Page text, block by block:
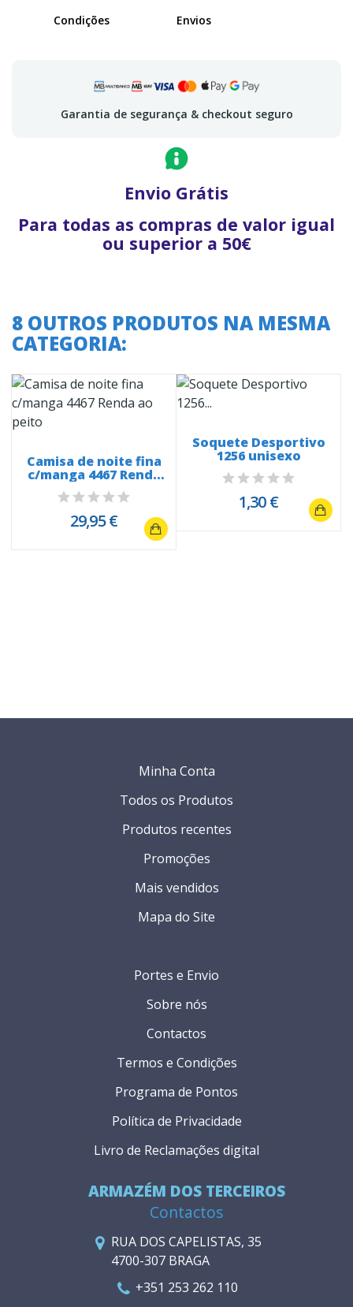
Condições Envios
Garantia de segurança & checkout seguro
Envio Grátis
Para todas as compras de valor igual
ou superior a 50€
8 OUTROS PRODUTOS NA MESMA
CATEGORIA:
Camisa de noite fina
c/manga 4467 Renda
ao peito
29,95 €
Soquete Desportivo
1256 unisexo
1,30 €
ARMAZÉM DOS TERCEIROS
Contactos
RUA DOS CAPELISTAS, 35
4700-307 BRAGA
+351 253 262 110
Portes e Envio
Sobre nós
Contactos
Termos e Condições
Programa de Pontos
Política de Privacidade
Livro de Reclamações digital
Minha Conta
Todos os Produtos
Produtos recentes
Promoções
Mais vendidos
Mapa do Site